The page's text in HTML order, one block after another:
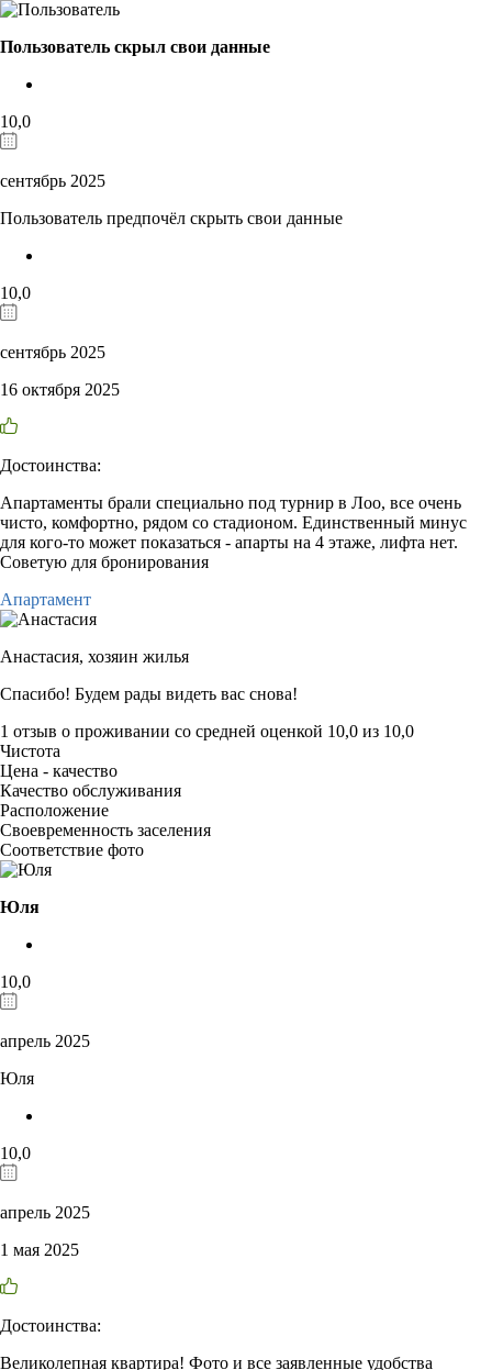
Пользователь скрыл свои данные
10,0
сентябрь 2025
Пользователь предпочёл скрыть свои данные
10,0
сентябрь 2025
16 октября 2025
Достоинства:
Апартаменты брали специально под турнир в Лоо, все очень
чисто, комфортно, рядом со стадионом. Единственный минус
для кого-то может показаться - апарты на 4 этаже, лифта нет.
Советую для бронирования
Апартамент
Анастасия, хозяин жилья
Спасибо! Будем рады видеть вас снова!
1 отзыв о проживании со средней оценкой 10,0 из 10,0
Чистота
Цена - качество
Качество обслуживания
Расположение
Своевременность заселения
Соответствие фото
Юля
10,0
апрель 2025
Юля
10,0
апрель 2025
1 мая 2025
Достоинства:
Великолепная квартира! Фото и все заявленные удобства